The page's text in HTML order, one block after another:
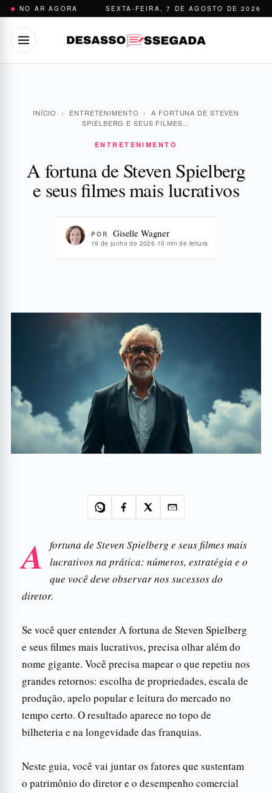
Pular
conteúdo
NO AR AGORA SEXTA-FEIRA, 7 DE AGOSTO DE 2026
INÍCIO › ENTRETENIMENTO ›
A FORTUNA DE STEVEN
SPIELBERG E SEUS FILMES…
ENTRETENIMENTO
A fortuna de Steven Spielberg
e seus filmes mais lucrativos
POR Giselle Wagner
19 de junho de 2026· 10 min de leitura
A fortuna de Steven Spielberg e seus filmes mais
lucrativos na prática: números, estratégia e o
que você deve observar nos sucessos do
diretor.
Se você quer entender A fortuna de Steven Spielberg
e seus filmes mais lucrativos, precisa olhar além do
nome gigante. Você precisa mapear o que repetiu nos
grandes retornos: escolha de propriedades, escala de
produção, apelo popular e leitura do mercado no
tempo certo. O resultado aparece no topo de
bilheteria e na longevidade das franquias.
Neste guia, você vai juntar os fatores que sustentam
o patrimônio do diretor e o desempenho comercial